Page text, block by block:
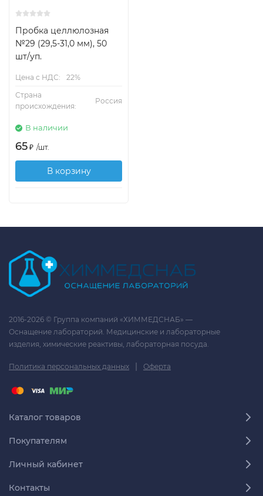
Пробка целлюлозная
№29 (29,5-31,0 мм), 50
шт/уп.
Цена с НДС:
22%
Страна
происхождения:
Россия
В наличии
65 ₽ /шт.
В корзину
2016-2026 © Группа компаний «ХИММЕДСНАБ» —
Оснащение лабораторий. Медицинские и лабораторные
изделия, химические реактивы, лабораторная посуда.
Политика персональных данных | Оферта
Каталог товаров
Покупателям
Личный кабинет
Контакты